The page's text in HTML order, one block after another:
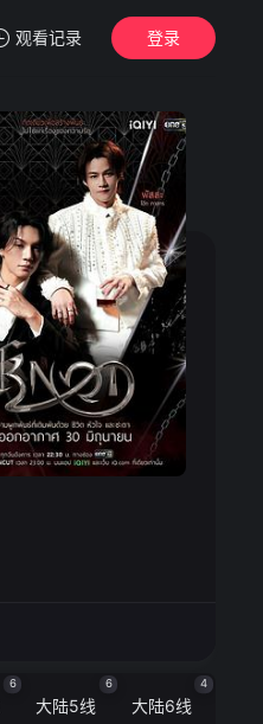
观看记录 登录
6
大陆5线
6
大陆6线
4